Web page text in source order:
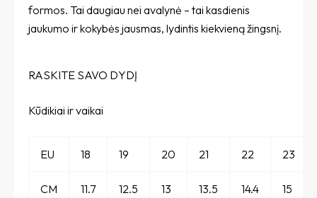
formos. Tai daugiau nei avalynė – tai kasdienis
jaukumo ir kokybės jausmas, lydintis kiekvieną žingsnį.
RASKITE SAVO DYDĮ
Kūdikiai ir vaikai
EU 18 19 20 21 22 23
CM 11.7 12.5 13 13.5 14.4 15